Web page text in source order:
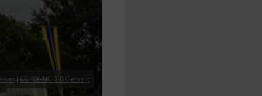
| CC BY-NC 2.0 Generic